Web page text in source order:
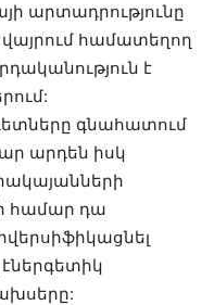
արտադրությունը
համատեղող
է
գնահատում
արդեն իսկ
համար դա